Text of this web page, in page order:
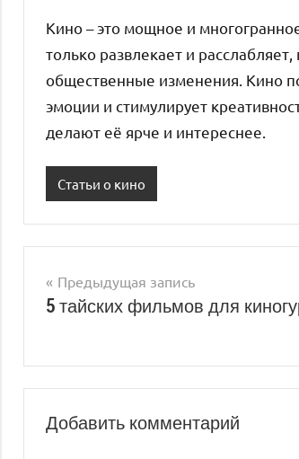
Кино – это мощное и
только развлекает и
общественные изменения. Кино
эмоции и стимулирует
делают её ярче и интереснее.
Статьи о кино
Навигация
по
Предыдущая запись
5 тайских фильмов для
Добавить комментарий